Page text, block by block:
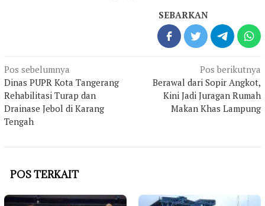
SEBARKAN
Navigasi
pos
Pos sebelumnya
Dinas PUPR Kota Tangerang
Rehabilitasi Turap dan
Drainase Jebol di Karang
Tengah
Pos berikutnya
Berawal dari Sopir Angkot,
Kini Jadi Juragan Rumah
Makan Khas Lampung
POS TERKAIT